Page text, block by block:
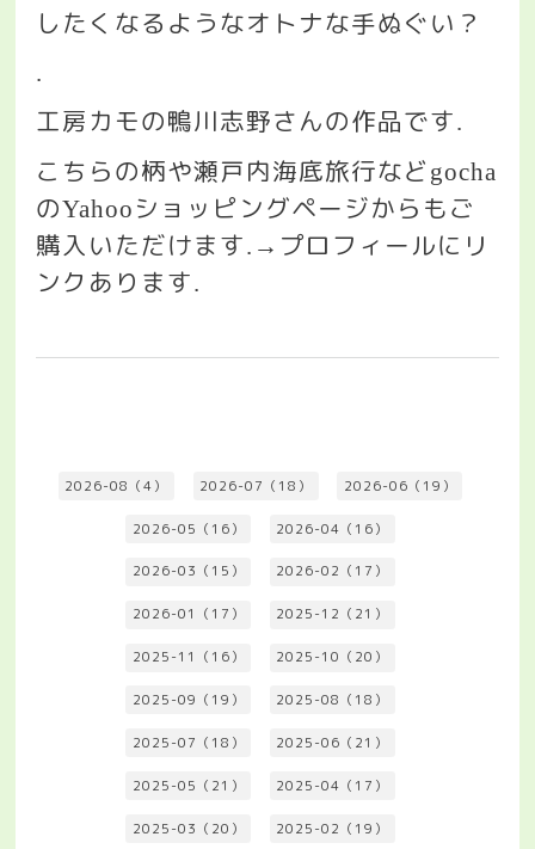
したくなるようなオトナな手ぬぐい？
.
工房カモの鴨川志野さんの作品です.
こちらの柄や瀬戸内海底旅行など gocha
のYahoo ショッピングページからもご
購入いただけます.→ プロフィールにリ
ンクあります.
2026-08（4） 2026-07（18） 2026-06（19）
2026-05（16） 2026-04（16）
2026-03（15） 2026-02（17）
2026-01（17） 2025-12（21）
2025-11（16） 2025-10（20）
2025-09（19） 2025-08（18）
2025-07（18） 2025-06（21）
2025-05（21） 2025-04（17）
2025-03（20） 2025-02（19）